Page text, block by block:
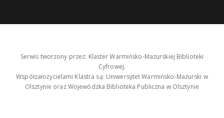
Serwis tworzony przez: Klaster Warmińsko-Mazurskiej Biblioteki
Cyfrowej.
Współzałożycielami Klastra są: Uniwersytet Warmińsko-Mazurski w
Olsztynie oraz Wojewódzka Biblioteka Publiczna w Olsztynie